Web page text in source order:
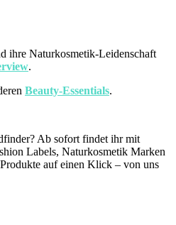
ihre Naturkosmetik-Leidenschaft
.
Beauty-Essentials.
Ab sofort findet ihr mit
Labels, Naturkosmetik Marken
auf einen Klick – von uns